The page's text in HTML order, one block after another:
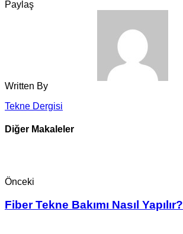
Paylaş
Written By
Tekne Dergisi
Diğer Makaleler
Önceki
Fiber Tekne Bakımı Nasıl Yapılır?